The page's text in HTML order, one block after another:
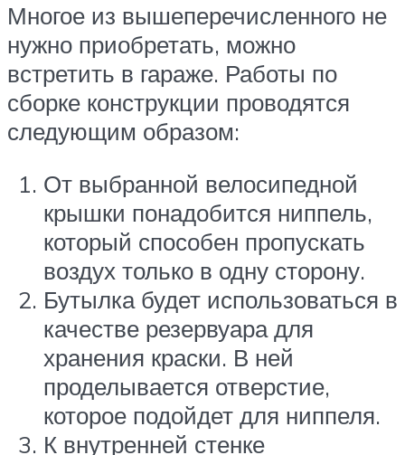
Многое из вышеперечисленного не
нужно приобретать, можно
встретить в гараже. Работы по
сборке конструкции проводятся
следующим образом:
От выбранной велосипедной
крышки понадобится ниппель,
который способен пропускать
воздух только в одну сторону.
Бутылка будет использоваться в
качестве резервуара для
хранения краски. В ней
проделывается отверстие,
которое подойдет для ниппеля.
К внутренней стенке